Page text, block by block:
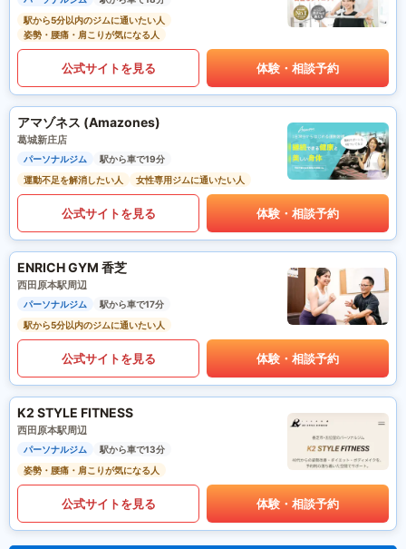
駅から5分以内のジムに通いたい人
姿勢・腰痛・肩こりが気になる人
公式サイトを見る 体験・相談予約
アマゾネス (Amazones)
葛城新庄店
パーソナルジム
駅から車で19分
運動不足を解消したい人
女性専用ジムに通いたい人
公式サイトを見る 体験・相談予約
ENRICH GYM 香芝
西田原本駅周辺
パーソナルジム
駅から車で17分
駅から5分以内のジムに通いたい人
公式サイトを見る 体験・相談予約
K2 STYLE FITNESS
西田原本駅周辺
パーソナルジム
駅から車で13分
姿勢・腰痛・肩こりが気になる人
公式サイトを見る 体験・相談予約